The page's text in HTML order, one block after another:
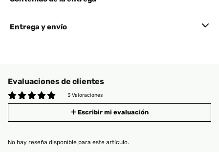
Entrega y envío
Evaluaciones de clientes
3 Valoraciones
Escribir mi evaluación
No hay reseña disponible para este artículo.